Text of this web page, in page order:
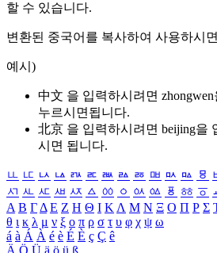
할 수 있습니다.
변환된 중국어를 복사하여 사용하시
예시)
中文 을 입력하시려면 zhongwen
누르시면됩니다.
北京 을 입력하시려면 beijing을
시면 됩니다.
ㅥ ㅦ ㅧ ㅨ ㅩ ㅪ ㅫ ㅬ ㅭ ㅮ ㅯ ㅰ ㅱ
ㅺ ㅻ ㅼ ㅽ ㅾ ㅿ ㆀ ㆁ ㆂ ㆃ ㆄ ㆅ ㆆ
Α Β ΓΔ Ε Ζ Η Θ Ι ΚΛ Μ Ν Ξ Ο Π Ρ Σ
θ ι κ λ μ ν ξ ο π ρ σ τ υ φ χ ψ ω
á à Á À é è É È ç Ç ê